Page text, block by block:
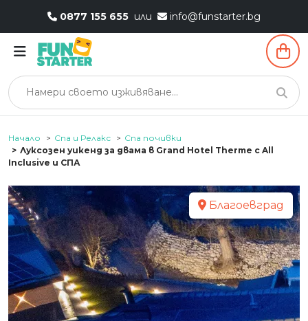
0877 155 655 или info@funstarter.bg
Начало Спа и Релакс
Спа почивки
Луксозен уикенд за двама в Grand Hotel Therme с All
Inclusive и СПА
Благоевград